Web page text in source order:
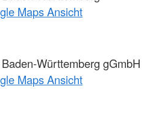
Maps Ansicht
Württemberg gGmbH
Maps Ansicht